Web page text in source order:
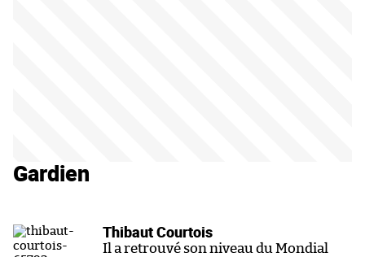
Gardien
Thibaut Courtois
Il a retrouvé son niveau du Mondial